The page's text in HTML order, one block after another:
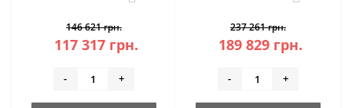
146 621 грн.
117 317 грн.
- +
237 261 грн.
189 829 грн.
- +